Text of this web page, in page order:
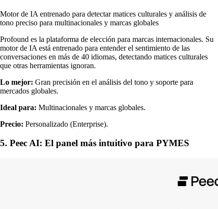
Motor de IA entrenado para detectar matices culturales y análisis de
tono preciso para multinacionales y marcas globales
Profound es la plataforma de elección para marcas internacionales. Su
motor de IA está entrenado para entender el sentimiento de las
conversaciones en más de 40 idiomas, detectando matices culturales
que otras herramientas ignoran.
Lo mejor: Gran precisión en el análisis del tono y soporte para
mercados globales.
Ideal para: Multinacionales y marcas globales.
Precio: Personalizado (Enterprise).
5. Peec AI: El panel más intuitivo para PYMES